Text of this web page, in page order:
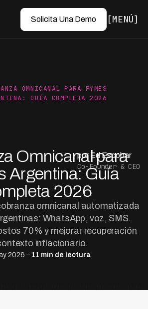
Solicita Una Demo MENÚ
OMNICANAL PARA PYMES
GUÍA COMPLETA 2026
Omnicanal para
Argentina: Guía
2026
omnicanal automatizada
WhatsApp, voz, SMS.
70% y mejorar recuperación
inflacionario.
2026 – 11 min de lectura
por Ed Escobar
Co-Founder & CEO